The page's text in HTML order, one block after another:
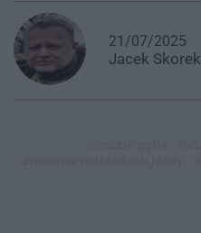
21/07/2025
Jacek Skorek